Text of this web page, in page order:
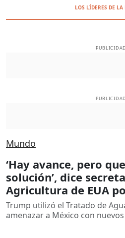
LOS LÍDERES DE
PUBLICIDAD
PUBLICIDAD
Mundo
‘Hay avance, pero
solución’, dice
Agricultura de EUA
Trump utilizó el Tratado de
amenazar a México con